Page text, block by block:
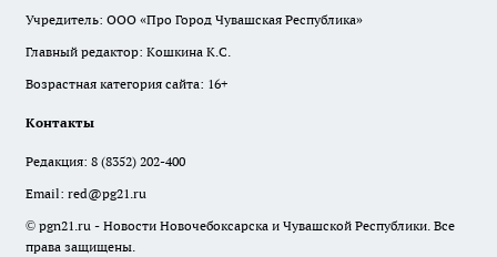
Учредитель: ООО «Про Город Чувашская Республика»
Главный редактор: Кошкина К.С.
Возрастная категория сайта: 16+
Контакты
Редакция: 8 (8352) 202-400
Email: red@pg21.ru
© pgn21.ru - Новости Новочебоксарска и Чувашской Республики. Все
права защищены.